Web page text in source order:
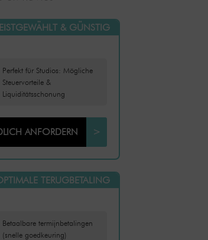
& GÜNSTIG
Perfekt für Studios: Mögliche
Steuervorteile &
Liquiditätsschonung
ANFORDERN >
TERUGBETALING
Betaalbare termijnbetalingen
(snelle goedkeuring)